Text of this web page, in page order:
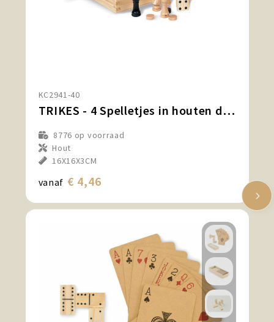
KC2941-40
TRIKES - 4 Spelletjes in houten doos
8776 op voorraad
Hout
16X16X3CM
vanaf € 4,46